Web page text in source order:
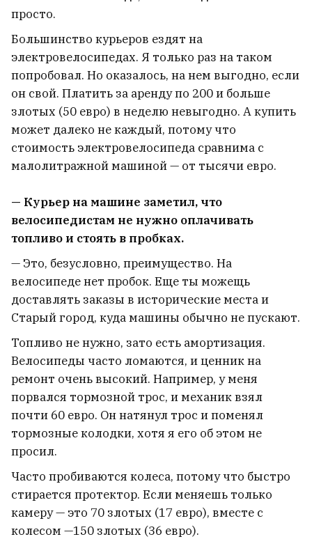
просто.
Большинство курьеров ездят на
электровелосипедах. Я только раз на таком
попробовал. Но оказалось, на нем выгодно, если
он свой. Платить за аренду по 200 и больше
злотых (50 евро) в неделю невыгодно. А купить
может далеко не каждый, потому что
стоимость электровелосипеда сравнима с
малолитражной машиной — от тысячи евро.
— Курьер на машине заметил, что
велосипедистам не нужно оплачивать
топливо и стоять в пробках.
— Это, безусловно, преимущество. На
велосипеде нет пробок. Еще ты можещь
доставлять заказы в исторические места и
Старый город, куда машины обычно не пускают.
Топливо не нужно, зато есть амортизация.
Велосипеды часто ломаются, и ценник на
ремонт очень высокий. Например, у меня
порвался тормозной трос, и механик взял
почти 60 евро. Он натянул трос и поменял
тормозные колодки, хотя я его об этом не
просил.
Часто пробиваются колеса, потому что быстро
стирается протектор. Если меняешь только
камеру — это 70 злотых (17 евро), вместе с
колесом —150 злотых (36 евро).